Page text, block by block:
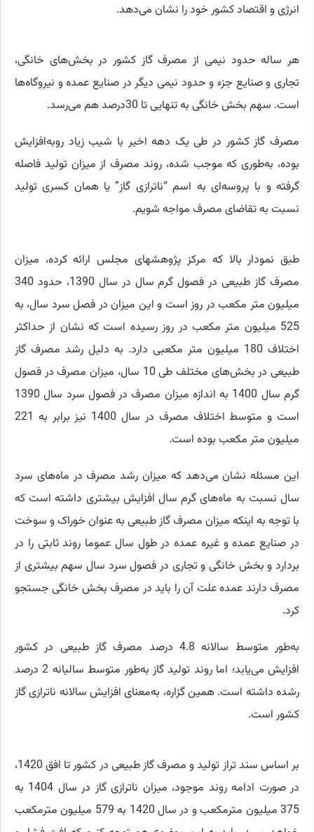
انرژی و اقتصاد کشور خود را نشان می‌دهد.
هر ساله حدود نیمی از مصرف گاز کشور در بخش‌های خانگی،
تجاری و صنایع جزء و حدود نیمی دیگر در صنایع عمده و نیروگاه‌ها
است. سهم بخش خانگی به تنهایی تا 30درصد هم می‌رسد.
مصرف گاز کشور در طی یک دهه اخیر با شیب زیاد روبه‌افزایش
بوده، به‌طوری که موجب شده، روند مصرف از میزان تولید فاصله
گرفته و با پروسه‌ای به اسم “ناترازی گاز” یا همان کسری تولید
نسبت به تقاضای مصرف مواجه شویم.
طبق نمودار بالا که مرکز پژوهشهای مجلس ارائه کرده، میزان
مصرف گاز طبیعی در فصول گرم سال در سال 1390، حدود 340
میلیون متر مکعب در روز است و این میزان در فصل سرد سال، به
525 میلیون متر مکعب در روز رسیده است که نشان از حداکثر
اختلاف 180 میلیون متر مکعبی دارد. به دلیل رشد مصرف گاز
طبیعی در بخش‌های مختلف طی 10 سال، میزان مصرف در فصول
گرم سال 1400 به اندازه میزان مصرف در فصول سرد سال 1390
است و متوسط اختلاف مصرف در سال 1400 نیز برابر به 221
میلیون متر مکعب بوده است.
این مسئله نشان می‌دهد که میزان رشد مصرف در ماه‌های سرد
سال نسبت به ماه‌های گرم سال افزایش بیشتری داشته است که
با توجه به اینکه میزان مصرف گاز طبیعی به عنوان خوراک و سوخت
در صنایع عمده و غیره عمده در طول سال عموما روند ثابتی را در
بردارد و بخش خانگی و تجاری در فصول سرد سال سهم بیشتری از
مصرف دارند عمده علت آن را باید در مصرف بخش خانگی جستجو
کرد.
به‌طور متوسط سالانه 4.8 درصد مصرف گاز طبیعی در کشور
افزایش می‌یابد؛ اما روند تولید گاز به‌طور متوسط سالیانه 2 درصد
رشده داشته است. همین گزاره، به‌معنای افزایش سالانه ناترازی گاز
کشور است.
بر اساس سند تراز تولید و مصرف گاز طبیعی در کشور تا افق 1420،
در صورت ادامه روند موجود، میزان ناترازی گاز در سال 1404 به
375 میلیون مترمکعب و در سال 1420 به 579 میلیون مترمکعب